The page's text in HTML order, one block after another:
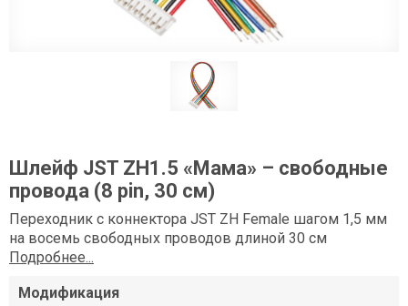
Шлейф JST ZH1.5 «Мама» – свободные
провода (8 pin, 30 см)
Переходник с коннектора JST ZH Female шагом 1,5 мм
на восемь свободных проводов длиной 30 см
Подробнее...
Модификация